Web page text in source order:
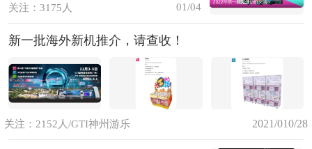
关注：3175人 01/04
新一批海外新机推介，请查收！
关注：2152人/GTI神州游乐 2021/010/28